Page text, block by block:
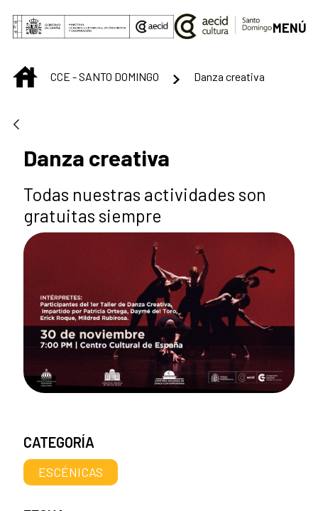
Saltar al contenido principal
MENÚ
INICIOCCE - SANTO DOMINGO Danza creativa
Danza creativa
Todas nuestras actividades son
gratuitas siempre
CATEGORÍA
ESCÉNICAS